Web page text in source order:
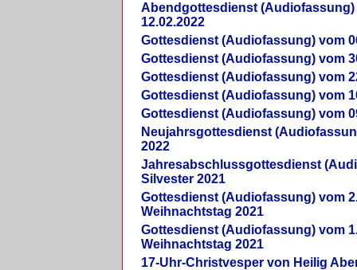
Abendgottesdienst (Audiofassung)
12.02.2022
Gottesdienst (Audiofassung) vom
Gottesdienst (Audiofassung) vom
Gottesdienst (Audiofassung) vom
Gottesdienst (Audiofassung) vom
Gottesdienst (Audiofassung) vom
Neujahrsgottesdienst
2022
Jahresabschlussgottesdienst
Silvester 2021
Gottesdienst (Audiofassung) vom
Weihnachtstag 2021
Gottesdienst (Audiofassung) vom
Weihnachtstag 2021
17-Uhr-Christvesper von Heilig